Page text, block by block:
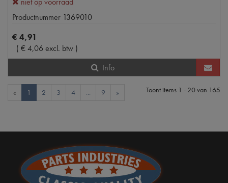
Productnummer 1369010
€ 4,91
( €4,06 excl. btw )
Info
Toont items 1 - 20van 165
« 1 2 3 4 ... 9 »